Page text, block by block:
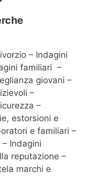
– Indagini
familiari –
giovani –
–
–
estorsioni e
e familiari –
Indagini
reputazione –
marchi e